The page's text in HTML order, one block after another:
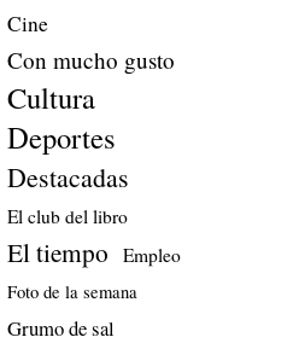
Cine
Con mucho gusto
Cultura
Deportes
Destacadas
El club del libro
El tiempo Empleo
Foto de la semana
Grumo de sal